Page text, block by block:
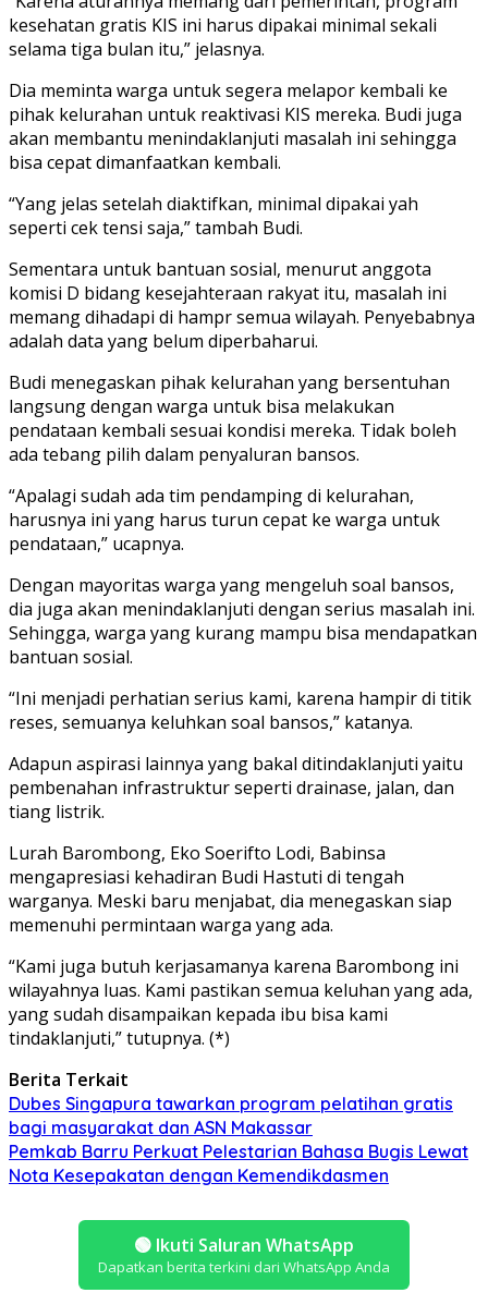
kesehatan gratis KIS ini harus dipakai minimal sekali
selama tiga bulan itu,” jelasnya.
Dia meminta warga untuk segera melapor kembali ke
pihak kelurahan untuk reaktivasi KIS mereka. Budi juga
akan membantu menindaklanjuti masalah ini sehingga
bisa cepat dimanfaatkan kembali.
“Yang jelas setelah diaktifkan, minimal dipakai yah
seperti cek tensi saja,” tambah Budi.
Sementara untuk bantuan sosial, menurut anggota
komisi D bidang kesejahteraan rakyat itu, masalah ini
memang dihadapi di hampr semua wilayah. Penyebabnya
adalah data yang belum diperbaharui.
Budi menegaskan pihak kelurahan yang bersentuhan
langsung dengan warga untuk bisa melakukan
pendataan kembali sesuai kondisi mereka. Tidak boleh
ada tebang pilih dalam penyaluran bansos.
“Apalagi sudah ada tim pendamping di kelurahan,
harusnya ini yang harus turun cepat ke warga untuk
pendataan,” ucapnya.
Dengan mayoritas warga yang mengeluh soal bansos,
dia juga akan menindaklanjuti dengan serius masalah ini.
Sehingga, warga yang kurang mampu bisa mendapatkan
bantuan sosial.
“Ini menjadi perhatian serius kami, karena hampir di titik
reses, semuanya keluhkan soal bansos,” katanya.
Adapun aspirasi lainnya yang bakal ditindaklanjuti yaitu
pembenahan infrastruktur seperti drainase, jalan, dan
tiang listrik.
Lurah Barombong, Eko Soerifto Lodi, Babinsa
mengapresiasi kehadiran Budi Hastuti di tengah
warganya. Meski baru menjabat, dia menegaskan siap
memenuhi permintaan warga yang ada.
“Kami juga butuh kerjasamanya karena Barombong ini
wilayahnya luas. Kami pastikan semua keluhan yang ada,
yang sudah disampaikan kepada ibu bisa kami
tindaklanjuti,” tutupnya. (*)
Berita Terkait
Dubes Singapura tawarkan program pelatihan gratis
bagi masyarakat dan ASN Makassar
Pemkab Barru Perkuat Pelestarian Bahasa Bugis Lewat
Nota Kesepakatan dengan Kemendikdasmen
🟢 Ikuti Saluran WhatsApp
Dapatkan berita terkini dari WhatsApp Anda